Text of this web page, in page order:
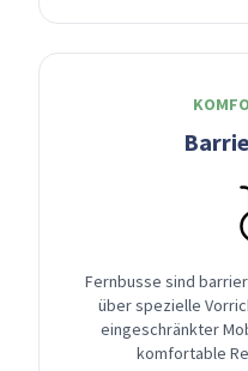
Fernbusse sind
über spezielle
eingeschränkter
komfortable